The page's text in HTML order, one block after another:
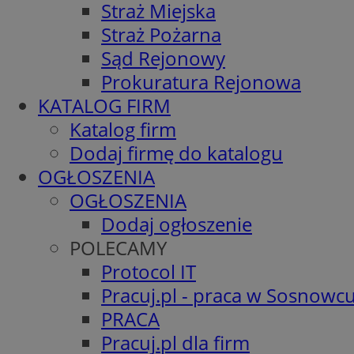
Straż Miejska
Straż Pożarna
Sąd Rejonowy
Prokuratura Rejonowa
KATALOG FIRM
Katalog firm
Dodaj firmę do katalogu
OGŁOSZENIA
OGŁOSZENIA
Dodaj ogłoszenie
POLECAMY
Protocol IT
Pracuj.pl - praca w
PRACA
Pracuj.pl dla firm